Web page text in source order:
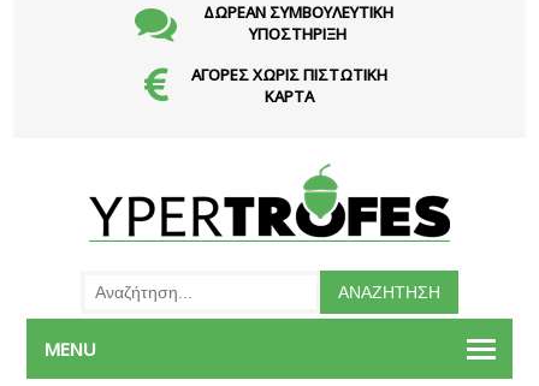
ΔΩΡΕΑΝ ΣΥΜΒΟΥΛΕΥΤΙΚΗ
ΥΠΟΣΤΗΡΙΞΗ
ΑΓΟΡΕΣ ΧΩΡΙΣ ΠΙΣΤΩΤΙΚΗ
ΚΑΡΤΑ
MENU